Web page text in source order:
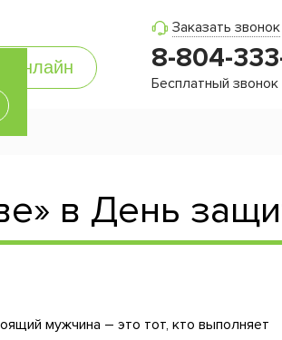
Заказать звонок
8-804-
Бесплатный
в День
мужчина – это тот, кто выполняет